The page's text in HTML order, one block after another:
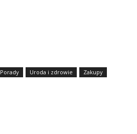
Porady Uroda i zdrowie Zakupy